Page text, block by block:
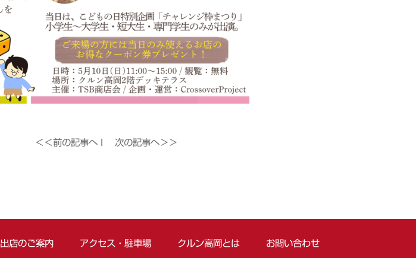
＜＜前の記事へ l次の記事へ＞＞
出店のご案内 アクセス・駐車場 クルン高岡とは お問い合わせ